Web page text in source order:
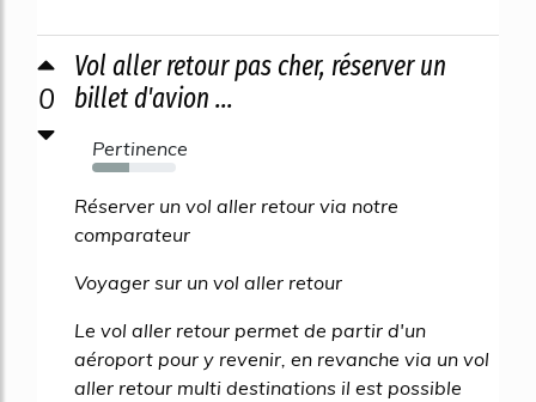
0
Vol aller retour pas cher, réserver un
billet d'avion ...
Pertinence
44%
Réserver un vol aller retour via notre
comparateur
Voyager sur un vol aller retour
Le vol aller retour permet de partir d'un
aéroport pour y revenir, en revanche via un vol
aller retour multi destinations il est possible